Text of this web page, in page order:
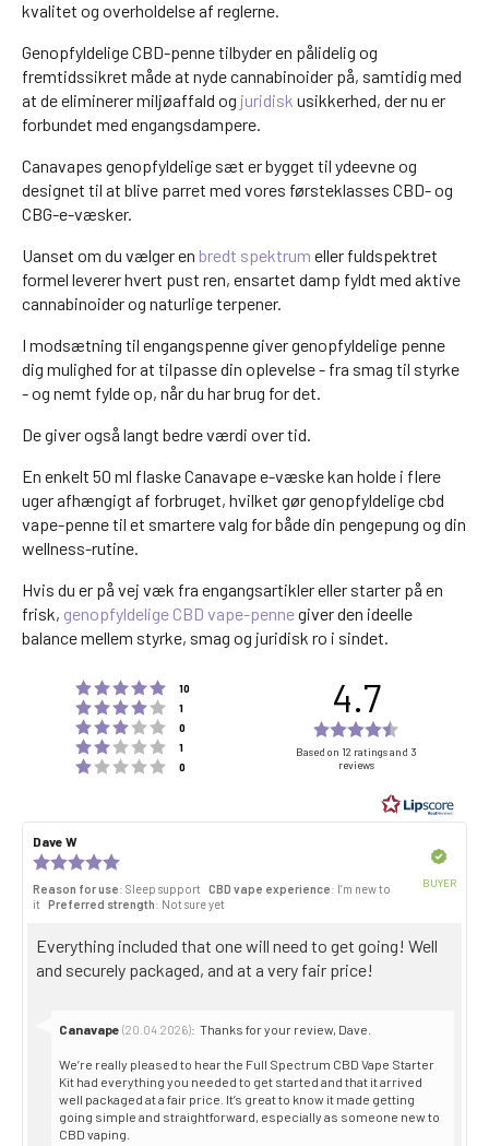
kvalitet og overholdelse af reglerne.
Genopfyldelige CBD-penne tilbyder en pålidelig og
fremtidssikret måde at nyde cannabinoider på, samtidig med
at de eliminerer miljøaffald og juridisk usikkerhed, der nu er
forbundet med engangsdampere.
Canavapes genopfyldelige sæt er bygget til ydeevne og
designet til at blive parret med vores førsteklasses CBD- og
CBG-e-væsker.
Uanset om du vælger en bredt spektrum eller fuldspektret
formel leverer hvert pust ren, ensartet damp fyldt med aktive
cannabinoider og naturlige terpener.
I modsætning til engangspenne giver genopfyldelige penne
dig mulighed for at tilpasse din oplevelse - fra smag til styrke
- og nemt fylde op, når du har brug for det.
De giver også langt bedre værdi over tid.
En enkelt 50 ml flaske Canavape e-væske kan holde i flere
uger afhængigt af forbruget, hvilket gør genopfyldelige cbd
vape-penne til et smartere valg for både din pengepung og din
wellness-rutine.
Hvis du er på vej væk fra engangsartikler eller starter på en
frisk, genopfyldelige CBD vape-pennegiver den ideelle
balance mellem styrke, smag og juridisk ro i sindet.
Rating 5 out of 5 stars
10
Rating 4 out of 5 stars
1
Rating 3 out of 5 stars
0
Rating 2 out of 5 stars
1
Rating 1 out of 5 stars
0
4.7
4.7
of
5
stars
Based on 12 ratings and 3
reviews
Review
author:
Dave W
date:
5.0
out
5
stars
Reason for use: Sleep support CBD vape experience: I’m new to
it
Preferred strength: Not sure yet
BUYER
Review
text:
Everything included that one will need to get going! Well
and securely packaged, and at a very fair price!
Reply
Canavape (20.04.2026): Thanks for your review, Dave.
We’re really pleased to hear the Full Spectrum CBD Vape Starter
Kit had everything you needed to get started and that it arrived
well packaged at a fair price. It’s great to know it made getting
going simple and straightforward, especially as someone new to
CBD vaping.